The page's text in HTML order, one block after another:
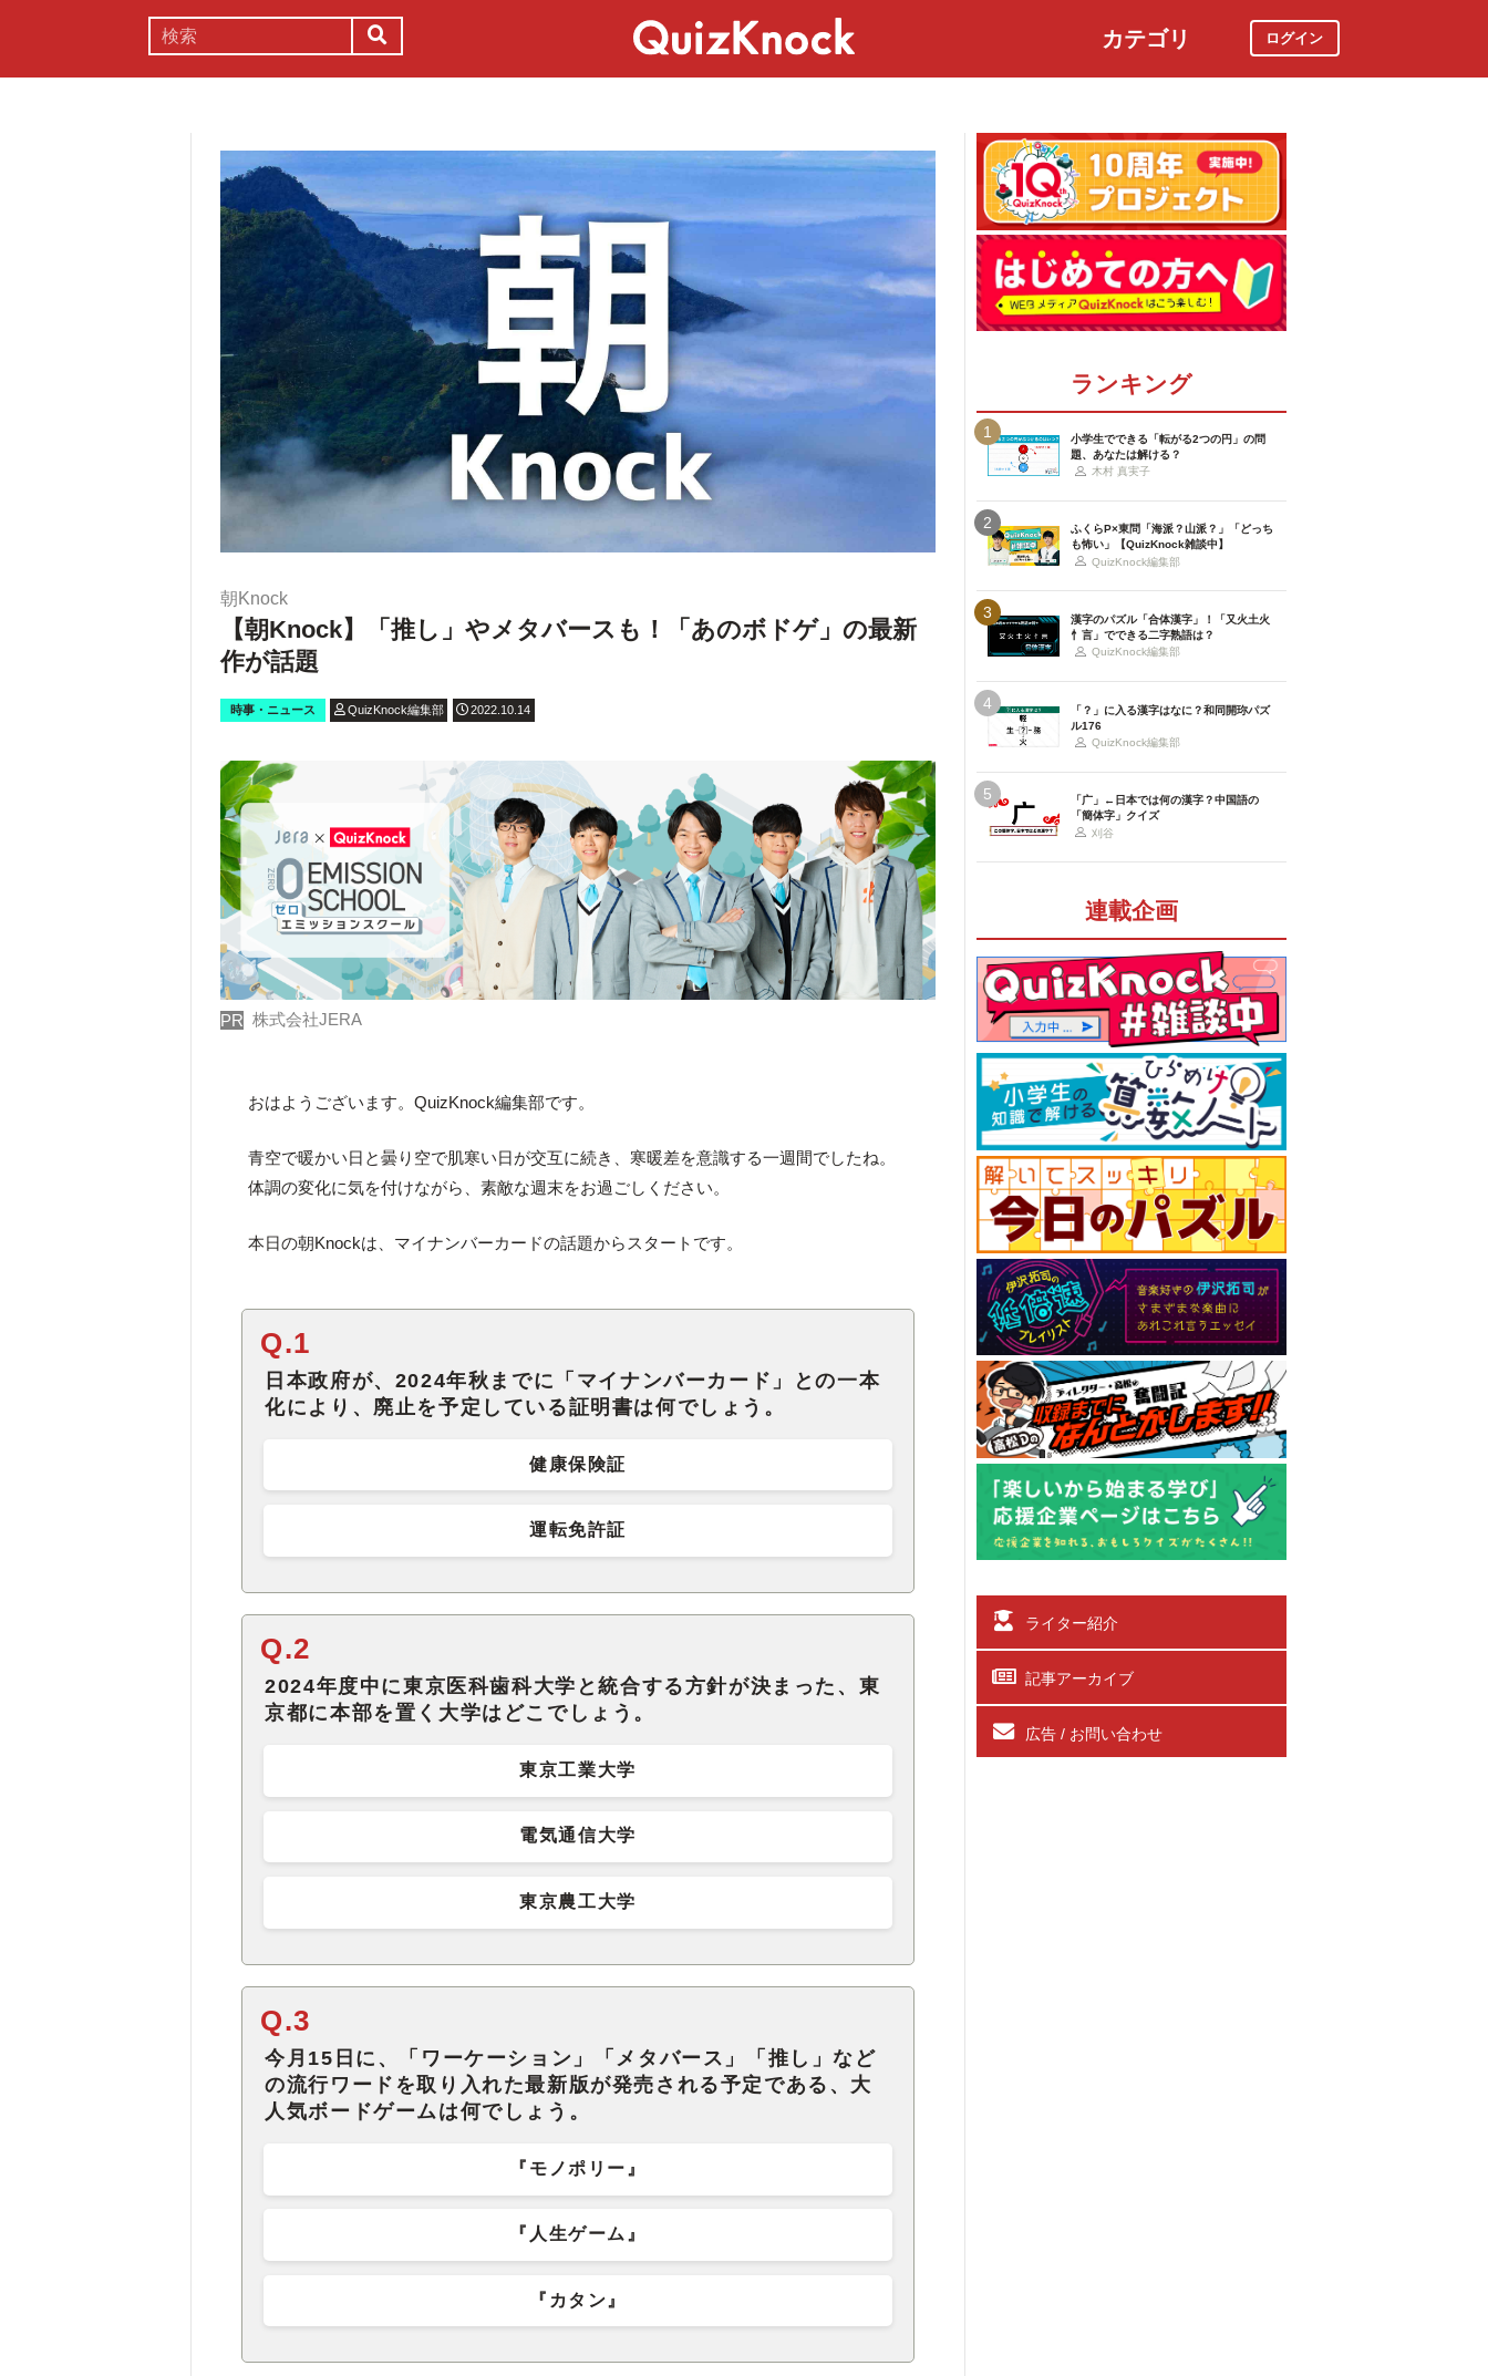
カテゴリ ログイン
朝Knock
【朝Knock】「推し」やメタバースも！「あのボドゲ」の最新
作が話題
時事・ニュース QuizKnock編集部 2022.10.14
PR 株式会社JERA
おはようございます。QuizKnock編集部です。
青空で暖かい日と曇り空で肌寒い日が交互に続き、寒暖差を意識する一週間でしたね。
体調の変化に気を付けながら、素敵な週末をお過ごしください。
本日の朝Knockは、マイナンバーカードの話題からスタートです。
Q.1
日本政府が、2024年秋までに「マイナンバーカード」との一本
化により、廃止を予定している証明書は何でしょう。
健康保険証
運転免許証
Q.2
2024年度中に東京医科歯科大学と統合する方針が決まった、東
京都に本部を置く大学はどこでしょう。
東京工業大学
電気通信大学
東京農工大学
Q.3
今月15日に、「ワーケーション」「メタバース」「推し」など
の流行ワードを取り入れた最新版が発売される予定である、大
人気ボードゲームは何でしょう。
『モノポリー』
『人生ゲーム』
『カタン』
ランキング
1
小学生でできる「転がる2つの円」の問
題、あなたは解ける？
木村 真実子
2
ふくらP×東問「海派？山派？」「どっち
も怖い」【QuizKnock雑談中】
QuizKnock編集部
3
漢字のパズル「合体漢字」！「又火土火
忄言」でできる二字熟語は？
QuizKnock編集部
4
「？」に入る漢字はなに？和同開珎パズ
ル176
QuizKnock編集部
5
「广」←日本では何の漢字？中国語の
「簡体字」クイズ
刈谷
連載企画
ライター紹介
記事アーカイブ
広告 / お問い合わせ